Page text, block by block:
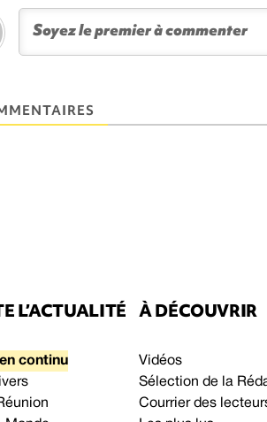
L’ACTUALITÉ
en continu
À DÉCOUVRIR
Vidéos
Sélection de la
Courrier des